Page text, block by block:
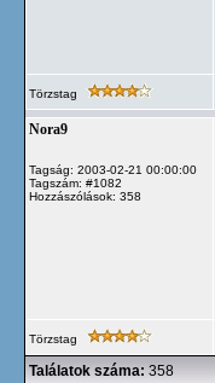
Törzstag
Nora9
Tagság: 2003-02-21 00:00:00
Tagszám: #1082
Hozzászólások: 358
Törzstag
Találatok száma: 358